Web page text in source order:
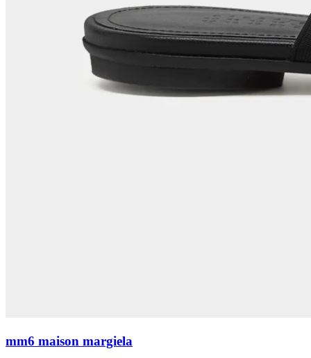
mm6 maison margiela